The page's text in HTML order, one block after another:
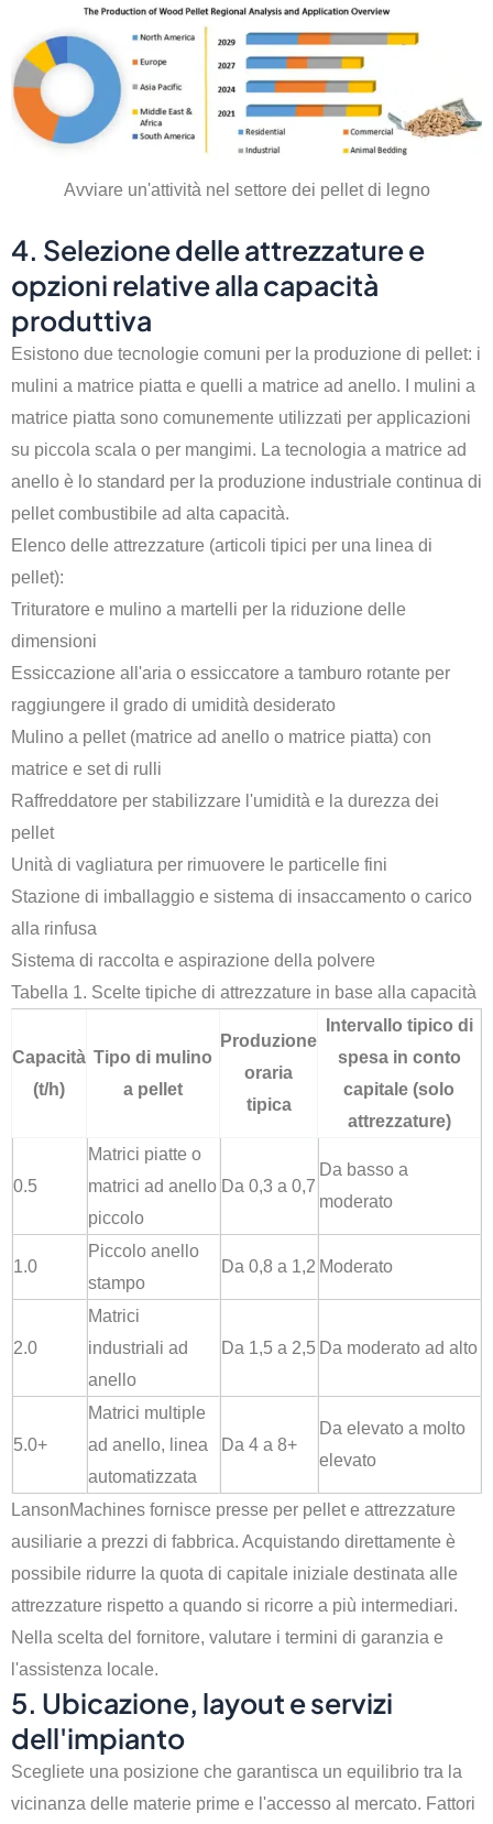
Avviare un'attività nel settore dei pellet di legno
4. Selezione delle attrezzature e
opzioni relative alla capacità
produttiva
Esistono due tecnologie comuni per la produzione di pellet: i
mulini a matrice piatta e quelli a matrice ad anello. I mulini a
matrice piatta sono comunemente utilizzati per applicazioni
su piccola scala o per mangimi. La tecnologia a matrice ad
anello è lo standard per la produzione industriale continua di
pellet combustibile ad alta capacità.
Elenco delle attrezzature (articoli tipici per una linea di
pellet):
Trituratore e mulino a martelli per la riduzione delle
dimensioni
Essiccazione all'aria o essiccatore a tamburo rotante per
raggiungere il grado di umidità desiderato
Mulino a pellet (matrice ad anello o matrice piatta) con
matrice e set di rulli
Raffreddatore per stabilizzare l'umidità e la durezza dei
pellet
Unità di vagliatura per rimuovere le particelle fini
Stazione di imballaggio e sistema di insaccamento o carico
alla rinfusa
Sistema di raccolta e aspirazione della polvere
Tabella 1. Scelte tipiche di attrezzature in base alla capacità
Capacità
(t/h)
Tipo di mulino
a pellet
Produzione
oraria
tipica
Intervallo tipico di
spesa in conto
capitale (solo
attrezzature)
0.5
Matrici piatte o
matrici ad anello
piccolo
Da 0,3 a 0,7
Da basso a
moderato
1.0
Piccolo anello
stampo
Da 0,8 a 1,2 Moderato
2.0
Matrici
industriali ad
anello
Da 1,5 a 2,5 Da moderato ad alto
5.0+
Matrici multiple
ad anello, linea
automatizzata
Da 4 a 8+
Da elevato a molto
elevato
LansonMachines fornisce presse per pellet e attrezzature
ausiliarie a prezzi di fabbrica. Acquistando direttamente è
possibile ridurre la quota di capitale iniziale destinata alle
attrezzature rispetto a quando si ricorre a più intermediari.
Nella scelta del fornitore, valutare i termini di garanzia e
l'assistenza locale.
5. Ubicazione, layout e servizi
dell'impianto
Scegliete una posizione che garantisca un equilibrio tra la
vicinanza delle materie prime e l'accesso al mercato. Fattori